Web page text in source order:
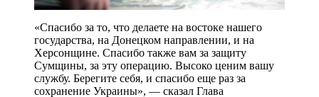
«Спасибо за то, что делаете на востоке нашего
государства, на Донецком направлении, и на
Херсонщине. Спасибо также вам за защиту
Сумщины, за эту операцию. Высоко ценим вашу
службу. Берегите себя, и спасибо еще раз за
сохранение Украины», — сказал Глава